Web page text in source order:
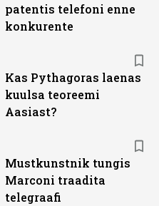
patentis telefoni enne
konkurente
Kas Pythagoras laenas
kuulsa teoreemi
Aasiast?
Mustkunstnik tungis
Marconi traadita
telegraafi